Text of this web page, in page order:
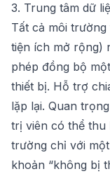
3. Trung tâm dữ
Tất cả môi
tiện ích mở rộng)
phép đồng bộ
thiết bị. Hỗ trợ
lặp lại. Quan
trị viên có thể thu
trường chỉ với
khoản “không bị